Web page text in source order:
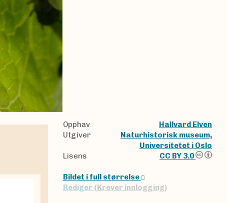
Opphav
Hallvard Elven
Utgiver
Naturhistorisk museum,
Universitetet i Oslo
Lisens
CC BY 3.0
Bildet i full størrelse
Rediger (Krever innlogging)